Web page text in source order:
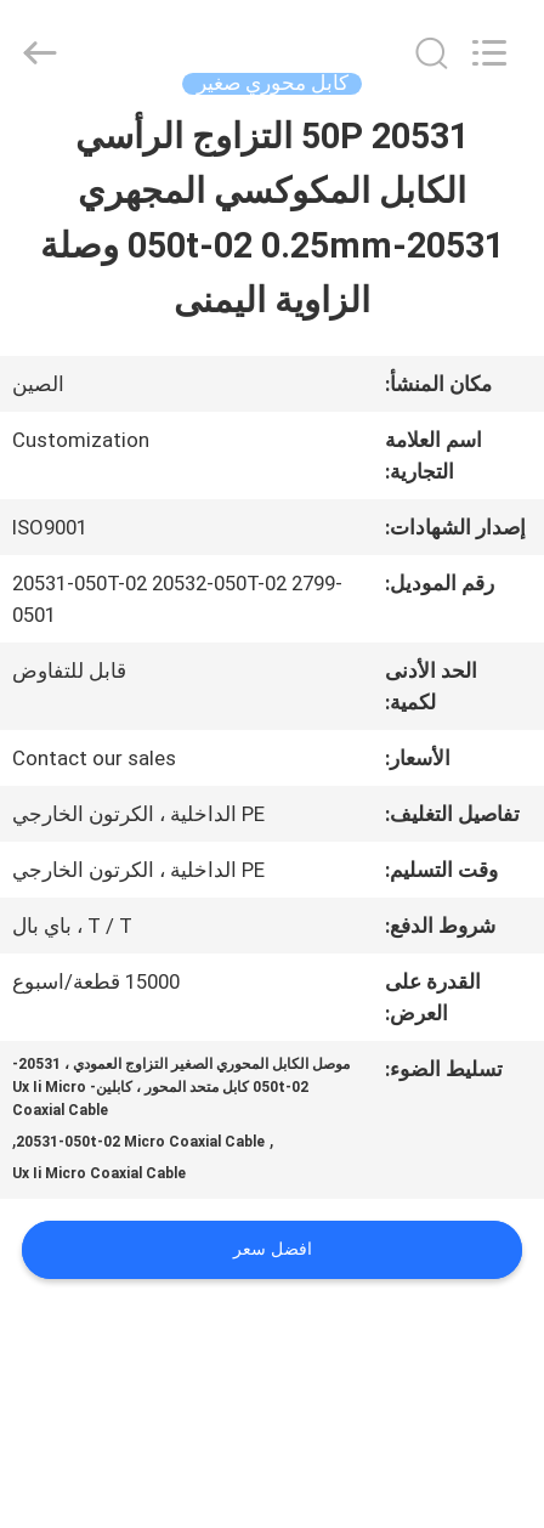
المنزل
المنتجات
المصنع
الجودة
أخبار
القضايا
اقتباس
كابل محوري صغير
20531 50P التزاوج الرأسي
الكابل المكوكسي المجهري
20531-050t-02 0.25mm وصلة
الزاوية اليمنى
مكان المنشأ: الصين
اسم العلامة
التجارية:
Customization
إصدار الشهادات: ISO9001
رقم الموديل:
20531-050T-02 20532-050T-02 2799-
0501
الحد الأدنى
لكمية:
قابل للتفاوض
الأسعار: Contact our sales
تفاصيل التغليف: PE الداخلية ، الكرتون الخارجي
وقت التسليم: PE الداخلية ، الكرتون الخارجي
شروط الدفع: T / T ، باي بال
القدرة على
العرض:
15000 قطعة/اسبوع
تسليط الضوء:
موصل الكابل المحوري الصغير التزاوج العمودي ، 20531-
050t-02 كابل متحد المحور ، كابلين- Ux Ii Micro
Coaxial Cable
,
20531-050t-02 Micro Coaxial Cable
,
Ux Ii Micro Coaxial Cable
افضل سعر